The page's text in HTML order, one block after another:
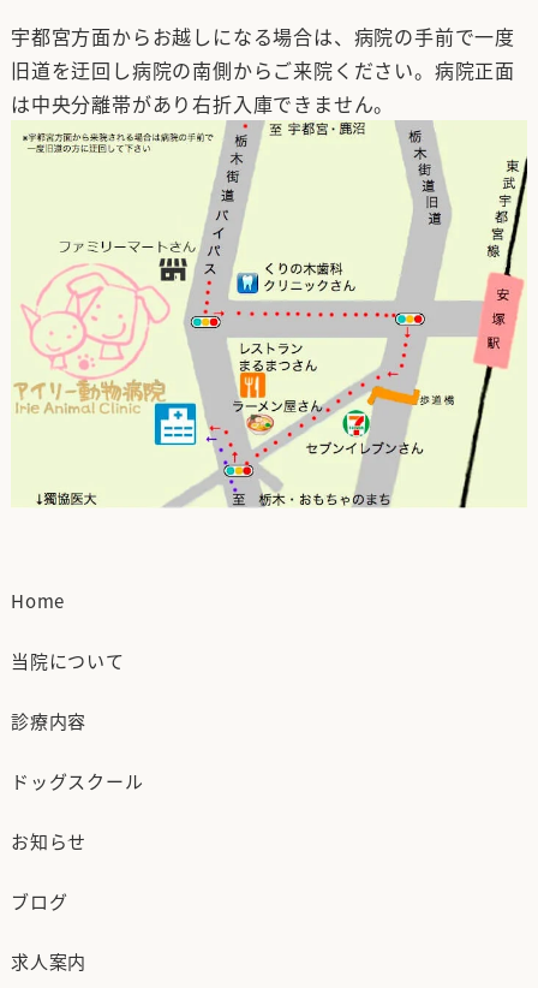
宇都宮方面からお越しになる場合は、病院の手前で一度
旧道を迂回し病院の南側からご来院ください。病院正面
は中央分離帯があり右折入庫できません。
Home
当院について
診療内容
ドッグスクール
お知らせ
ブログ
求人案内